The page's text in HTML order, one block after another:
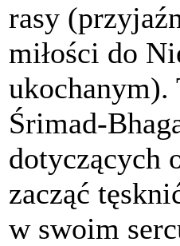
rasy
miłości do
ukochanym).
Śrimad-
dotyczących
zacząć
w swoim